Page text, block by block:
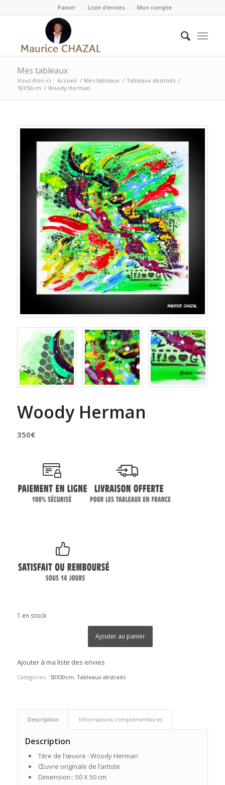
Panier Liste d’envies Mon compte
Mes tableaux
Vous êtes ici : Accueil / Mes tableaux / Tableaux abstraits /
50X50cm / Woody Herman
Woody Herman
350€
1 en stock
Ajouter au panier
Ajouter à ma liste des envies
Catégories : 50X50cm, Tableaux abstraits
Description Informations complémentaires
Description
Titre de l’œuvre : Woody Herman
Œuvre originale de l’artiste
Dimension : 50 X 50 cm